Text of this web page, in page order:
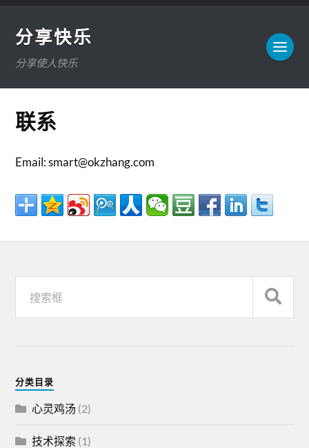
分享快乐
分享使人快乐
联系
Email: smart@okzhang.com
分类目录
心灵鸡汤 (2)
技术探索 (1)